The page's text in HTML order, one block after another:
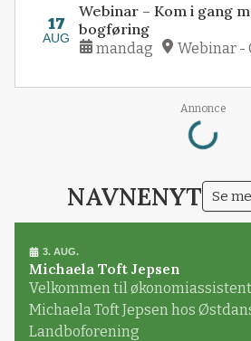
17
AUG
Webinar – Kom i gang
bogføring
mandag Webinar -
Annonce
Loading...
NAVNENYT Se
3. AUG.
Michaela Toft Jepsen
Velkommen til
Michaela Toft Jepsen hos
Landboforening